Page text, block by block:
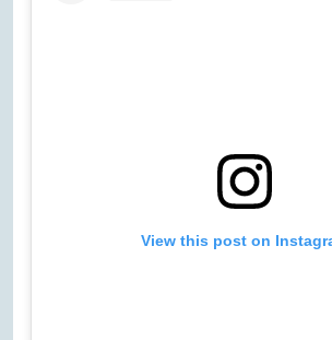
View this post on